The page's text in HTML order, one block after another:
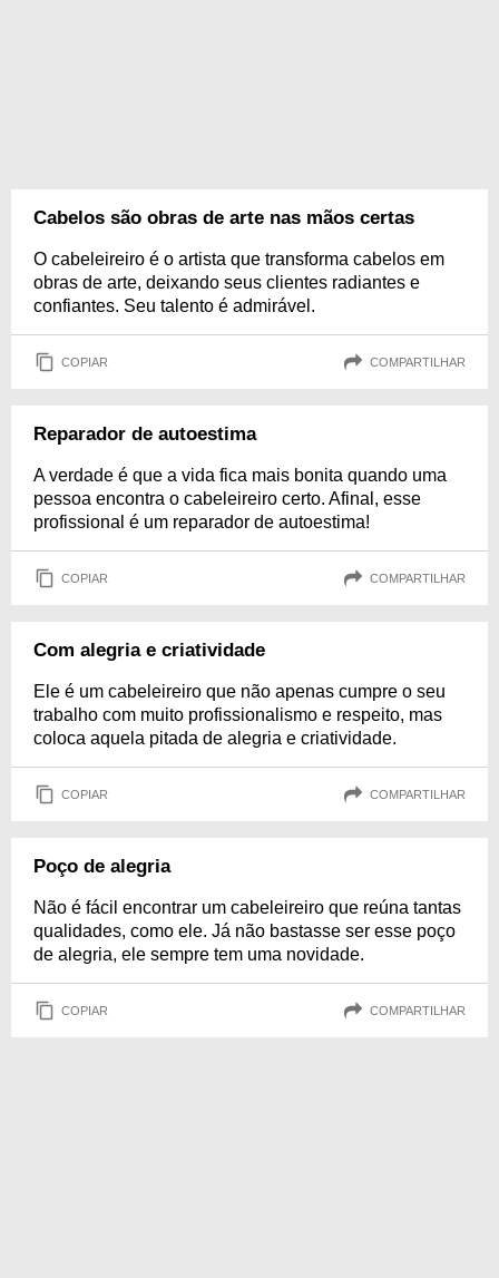
Cabelos são obras de arte nas mãos certas
O cabeleireiro é o artista que transforma cabelos em
obras de arte, deixando seus clientes radiantes e
confiantes. Seu talento é admirável.
COPIAR COMPARTILHAR
Reparador de autoestima
A verdade é que a vida fica mais bonita quando uma
pessoa encontra o cabeleireiro certo. Afinal, esse
profissional é um reparador de autoestima!
COPIAR COMPARTILHAR
Com alegria e criatividade
Ele é um cabeleireiro que não apenas cumpre o seu
trabalho com muito profissionalismo e respeito, mas
coloca aquela pitada de alegria e criatividade.
COPIAR COMPARTILHAR
Poço de alegria
Não é fácil encontrar um cabeleireiro que reúna tantas
qualidades, como ele. Já não bastasse ser esse poço
de alegria, ele sempre tem uma novidade.
COPIAR COMPARTILHAR